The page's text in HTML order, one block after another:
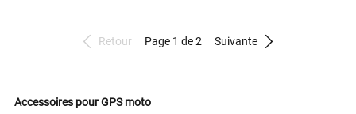
Retour Page 1 de 2 Suivante
Accessoires pour GPS moto